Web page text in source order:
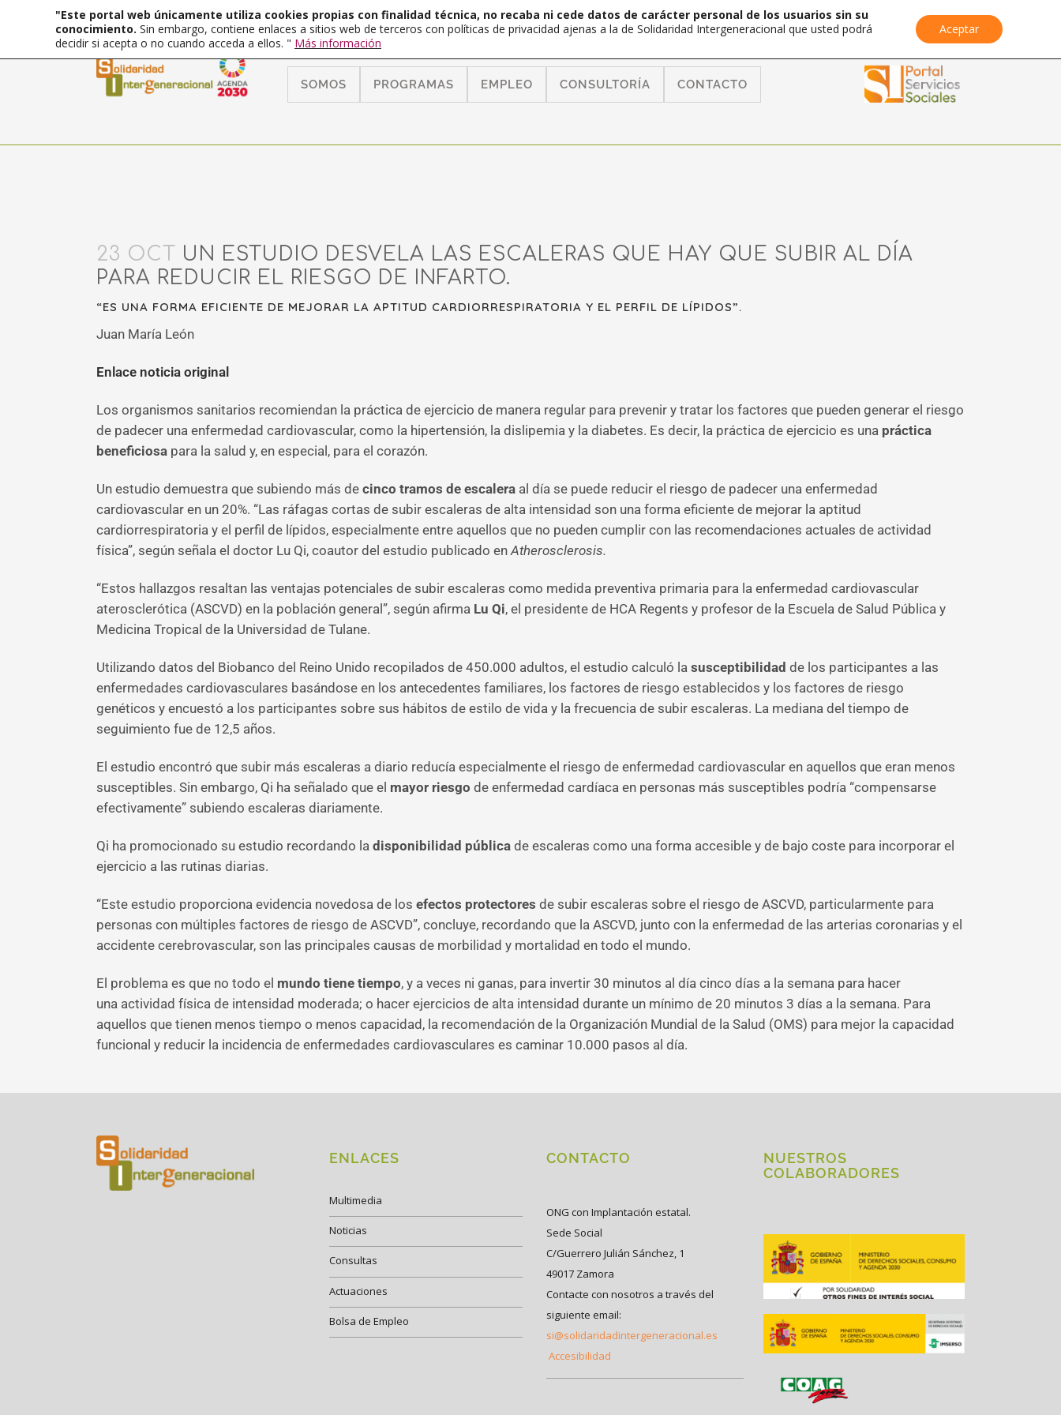
SOMOS PROGRAMAS EMPLEO CONSULTORÍA CONTACTO
23 OCT
UN ESTUDIO DESVELA LAS ESCALERAS QUE HAY QUE SUBIR AL DÍA
PARA REDUCIR EL RIESGO DE INFARTO.
“ES UNA FORMA EFICIENTE DE MEJORAR LA APTITUD CARDIORRESPIRATORIA Y EL PERFIL DE LÍPIDOS”.
Juan María León
Enlace noticia original
Los organismos sanitarios recomiendan la práctica de ejercicio de manera regular para prevenir y tratar los factores que pueden generar el riesgo
de padecer una enfermedad cardiovascular, como la hipertensión, la dislipemia y la diabetes. Es decir, la práctica de ejercicio es una práctica
beneficiosa para la salud y, en especial, para el corazón.
Un estudio demuestra que subiendo más de cinco tramos de escalera al día se puede reducir el riesgo de padecer una enfermedad
cardiovascular en un 20%. “Las ráfagas cortas de subir escaleras de alta intensidad son una forma eficiente de mejorar la aptitud
cardiorrespiratoria y el perfil de lípidos, especialmente entre aquellos que no pueden cumplir con las recomendaciones actuales de actividad
física”, según señala el doctor Lu Qi, coautor del estudio publicado enAtherosclerosis.
“Estos hallazgos resaltan las ventajas potenciales de subir escaleras como medida preventiva primaria para la enfermedad cardiovascular
aterosclerótica (ASCVD) en la población general”, según afirma Lu Qi, el presidente de HCA Regents y profesor de la Escuela de Salud Pública y
Medicina Tropical de la Universidad de Tulane.
Utilizando datos del Biobanco del Reino Unido recopilados de 450.000 adultos, el estudio calculó la susceptibilidad de los participantes a las
enfermedades cardiovasculares basándose en los antecedentes familiares, los factores de riesgo establecidos y los factores de riesgo
genéticos y encuestó a los participantes sobre sus hábitos de estilo de vida y la frecuencia de subir escaleras. La mediana del tiempo de
seguimiento fue de 12,5 años.
El estudio encontró que subir más escaleras a diario reducía especialmente el riesgo de enfermedad cardiovascular en aquellos que eran menos
susceptibles. Sin embargo, Qi ha señalado que el mayor riesgo de enfermedad cardíaca en personas más susceptibles podría “compensarse
efectivamente” subiendo escaleras diariamente.
Qi ha promocionado su estudio recordando la disponibilidad pública de escaleras como una forma accesible y de bajo coste para incorporar el
ejercicio a las rutinas diarias.
“Este estudio proporciona evidencia novedosa de los efectos protectores de subir escaleras sobre el riesgo de ASCVD, particularmente para
personas con múltiples factores de riesgo de ASCVD”, concluye, recordando que la ASCVD, junto con la enfermedad de las arterias coronarias y el
accidente cerebrovascular, son las principales causas de morbilidad y mortalidad en todo el mundo.
El problema es que no todo el mundo tiene tiempo, y a veces ni ganas, para invertir 30 minutos al día cinco días a la semana para hacer
una actividad física de intensidad moderada; o hacer ejercicios de alta intensidad durante un mínimo de 20 minutos 3 días a la semana. Para
aquellos que tienen menos tiempo o menos capacidad, la recomendación de la Organización Mundial de la Salud (OMS) para mejor la capacidad
funcional y reducir la incidencia de enfermedades cardiovasculares es caminar 10.000 pasos al día.
ENLACES
Multimedia
Noticias
Consultas
Actuaciones
Bolsa de Empleo
CONTACTO
ONG con Implantación estatal.
Sede Social
C/Guerrero Julián Sánchez, 1
49017 Zamora
Contacte con nosotros a través del
siguiente email:
si@solidaridadintergeneracional.es
Accesibilidad
NUESTROS
COLABORADORES
"Este portal web únicamente utiliza cookies propias con finalidad técnica, no recaba ni cede datos de carácter personal de los usuarios sin su
conocimiento. Sin embargo, contiene enlaces a sitios web de terceros con políticas de privacidad ajenas a la de Solidaridad Intergeneracional que usted podrá
decidir si acepta o no cuando acceda a ellos. " Más información
Aceptar